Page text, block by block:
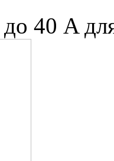
40 A